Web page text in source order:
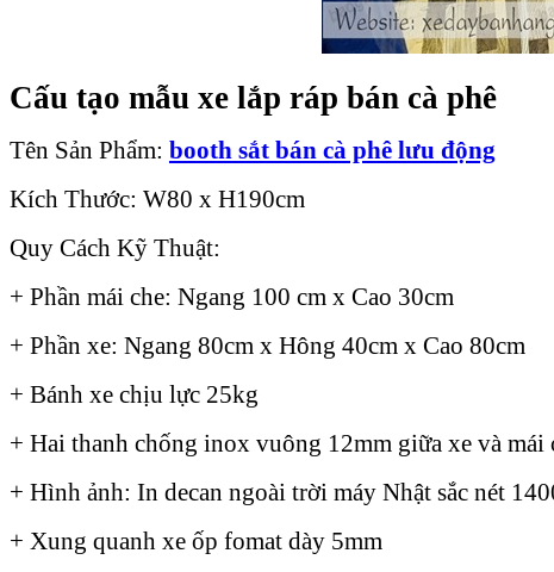
Cấu tạo mẫu xe lắp ráp bán cà phê
Tên Sản Phẩm: booth sắt bán cà phê lưu động
Kích Thước: W80 x H190cm
Quy Cách Kỹ Thuật:
+ Phần mái che: Ngang 100 cm x Cao 30cm
+ Phần xe: Ngang 80cm x Hông 40cm x Cao 80cm
+ Bánh xe chịu lực 25kg
+ Hai thanh chống inox vuông 12mm giữa xe và mái
+ Hình ảnh: In decan ngoài trời máy Nhật sắc nét
+ Xung quanh xe ốp fomat dày 5mm